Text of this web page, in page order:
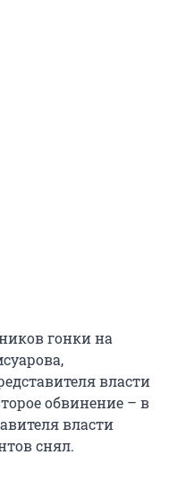
гонки на
власти
обвинение – в
власти
снял.